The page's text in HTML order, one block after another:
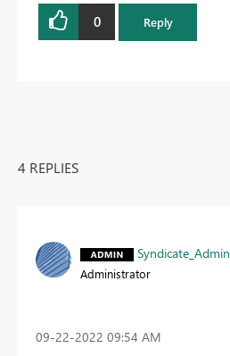
0 Reply
4 REPLIES
Syndicate_Admin
Administrator
‎09-22-2022 09:54 AM